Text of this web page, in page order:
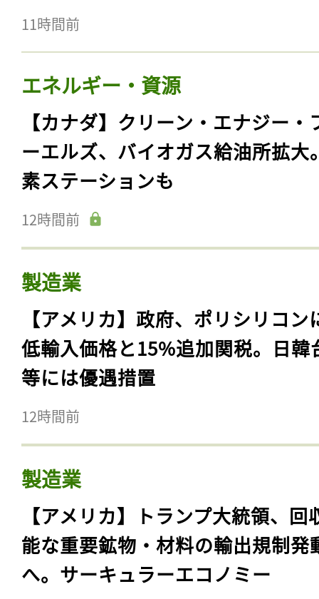
11時間前
エネルギー・資源
【カナダ】クリーン・エナジー・
ーエルズ、バイオガス給油所拡大
素ステーションも
12時間前
製造業
【アメリカ】政府、ポリシリコン
低輸入価格と15%追加関税。日韓
等には優遇措置
12時間前
製造業
【アメリカ】トランプ大統領、回
能な重要鉱物・材料の輸出規制発
へ。サーキュラーエコノミー